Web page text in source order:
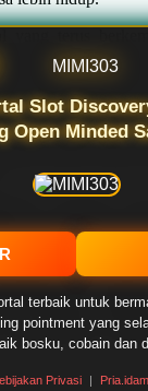
yang terus
tempat
membuat
memahami
hiburan yang
acara masa kini.
event meeting
untuk
disesuaikan
visual yang
sentuhan
Slot
Open Minded
terbaik untuk
pointment yang
bosku, cobain dan
Privasi |